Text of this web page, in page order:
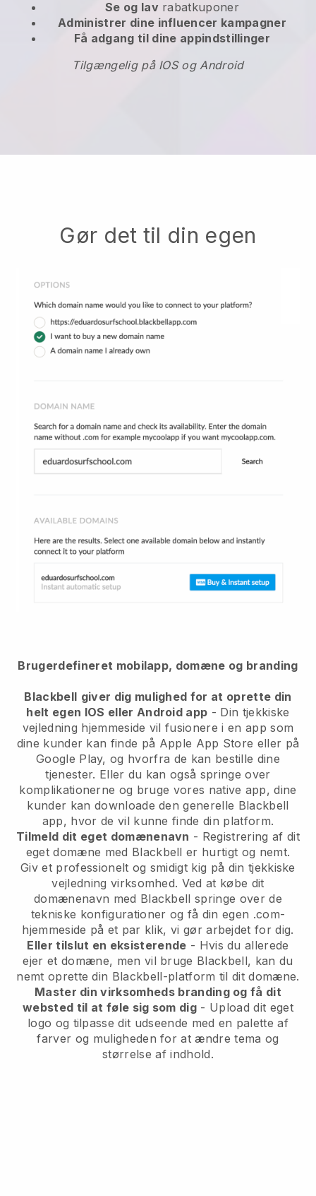
Se og lavrabatkuponer
Administrer dine influencer kampagner
Få adgang til dine appindstillinger
Tilgængelig på IOS og Android
Gør det til din egen
Brugerdefineret mobilapp, domæne og branding
Blackbell giver dig mulighed for at oprette din
helt egen IOS eller Android app - Din tjekkiske
vejledning hjemmeside vil fusionere i en app som
dine kunder kan finde på Apple App Store eller på
Google Play, og hvorfra de kan bestille dine
tjenester. Eller du kan også springe over
komplikationerne og bruge vores native app, dine
kunder kan downloade den generelle Blackbell
app, hvor de vil kunne finde din platform.
Tilmeld dit eget domænenavn - Registrering af dit
eget domæne med Blackbell er hurtigt og nemt.
Giv et professionelt og smidigt kig på din tjekkiske
vejledning virksomhed. Ved at købe dit
domænenavn med Blackbell springe over de
tekniske konfigurationer og få din egen .com-
hjemmeside på et par klik, vi gør arbejdet for dig.
Eller tilslut en eksisterende - Hvis du allerede
ejer et domæne, men vil bruge Blackbell, kan du
nemt oprette din Blackbell-platform til dit domæne.
Master din virksomheds branding og få dit
websted til at føle sig som dig - Upload dit eget
logo og tilpasse dit udseende med en palette af
farver og muligheden for at ændre tema og
størrelse af indhold.